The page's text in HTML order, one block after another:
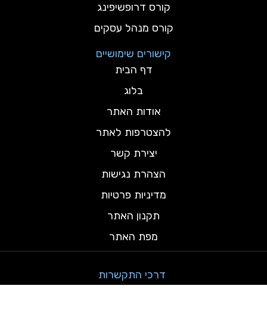
קורס דרופשיפינג
קורס מנהל עסקים
קישורים שימושיים
דף הבית
בלוג
אודות האתר
להצטרפות לאתר
יצירת קשר
הצהרת נגישות
מדיניות פרטיות
תקנון האתר
מפת האתר
דרכי התקשרות